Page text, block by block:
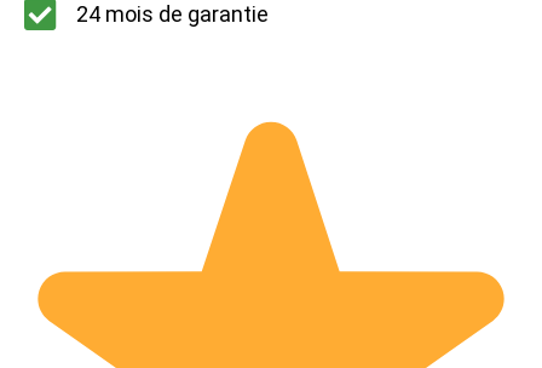
24 mois de garantie